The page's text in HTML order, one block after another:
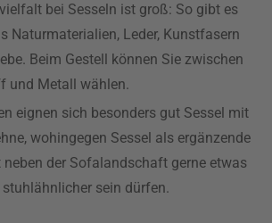
bei Sesseln ist groß: So gibt es
Naturmaterialien, Leder, Kunstfasern
Beim Gestell können Sie zwischen
und Metall wählen.
eignen sich besonders gut Sessel mit
wohingegen Sessel als ergänzende
neben der Sofalandschaft gerne etwas
sein dürfen.